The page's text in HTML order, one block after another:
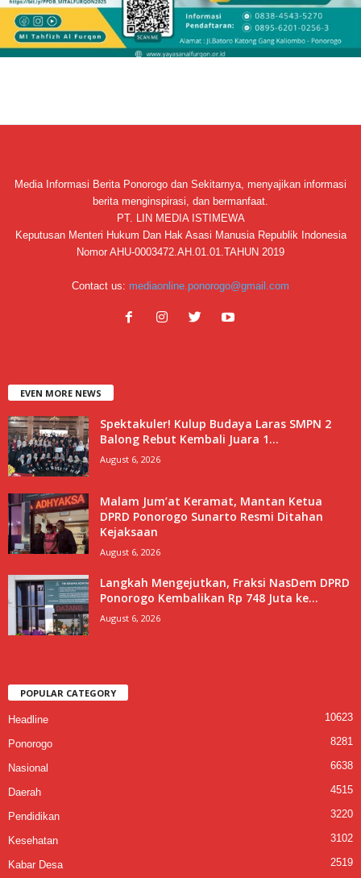
Media Informasi Berita Ponorogo dan Sekitarnya, menyajikan informasi
berita menginspirasi, dan bermanfaat.
PT. LIN MEDIA ISTIMEWA
Keputusan Menteri Hukum Dan Hak Asasi Manusia Republik Indonesia
Nomor AHU-0003472.AH.01.01.TAHUN 2019
Contact us: mediaonline.ponorogo@gmail.com
EVEN MORE NEWS
Spektakuler! Kulup Budaya Laras SMPN 2
Balong Rebut Kembali Juara 1...
August 6, 2026
Malam Jum’at Keramat, Mantan Ketua
DPRD Ponorogo Sunarto Resmi Ditahan
Kejaksaan
August 6, 2026
Langkah Mengejutkan, Fraksi NasDem DPRD
Ponorogo Kembalikan Rp 748 Juta ke...
August 6, 2026
POPULAR CATEGORY
Headline 10623
Ponorogo 8281
Nasional 6638
Daerah 4515
Pendidikan 3220
Kesehatan 3102
Kabar Desa 2519